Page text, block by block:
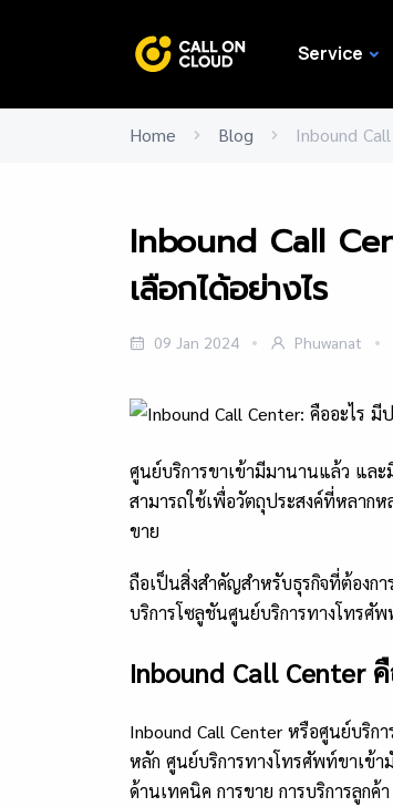
Service
Home Blog Inbound
Inbound Call
เลือกได้อย่างไร
09 Jan 2024 Phuwanat
ศูนย์บริการขาเข้ามีมานานแล้ว และ
สามารถใช้เพื่อวัตถุประสงค์ที่หลาก
ขาย
ถือเป็นสิ่งสำคัญสำหรับธุรกิจที่ต้องก
บริการโซลูชันศูนย์บริการทางโทรศัพ
Inbound Call Center คื
Inbound Call Center หรือศูนย์บริก
หลัก ศูนย์บริการทางโทรศัพท์ขาเข้า
ด้านเทคนิค การขาย การบริการลูกค้